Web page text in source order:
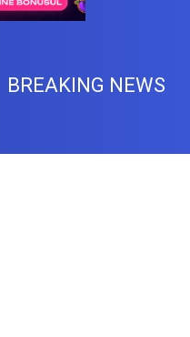
BREAKING NEWS